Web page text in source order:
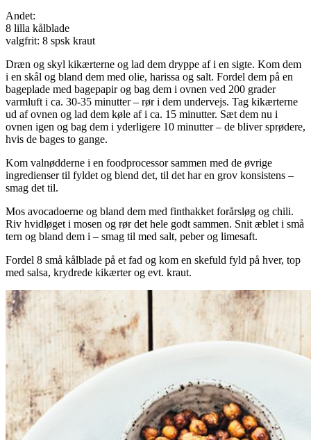
Andet:
8 lilla kålblade
valgfrit: 8 spsk kraut
Dræn og skyl kikærterne og lad dem dryppe af i en sigte. Kom dem
i en skål og bland dem med olie, harissa og salt. Fordel dem på en
bageplade med bagepapir og bag dem i ovnen ved 200 grader
varmluft i ca. 30-35 minutter – rør i dem undervejs. Tag kikærterne
ud af ovnen og lad dem køle af i ca. 15 minutter. Sæt dem nu i
ovnen igen og bag dem i yderligere 10 minutter – de bliver sprødere,
hvis de bages to gange.
Kom valnødderne i en foodprocessor sammen med de øvrige
ingredienser til fyldet og blend det, til det har en grov konsistens –
smag det til.
Mos avocadoerne og bland dem med finthakket forårsløg og chili.
Riv hvidløget i mosen og rør det hele godt sammen. Snit æblet i små
tern og bland dem i – smag til med salt, peber og limesaft.
Fordel 8 små kålblade på et fad og kom en skefuld fyld på hver, top
med salsa, krydrede kikærter og evt. kraut.